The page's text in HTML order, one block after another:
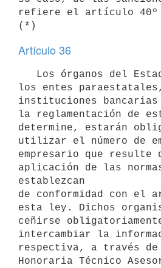
refiere el artículo 40º
Artículo 36
los entes paraestatales,
instituciones bancarias
la reglamentación de
determine, estarán
utilizar el número de
empresario que resulte
aplicación de las
establezcan
de conformidad con el
esta ley. Dichos
ceñirse
intercambiar la
respectiva, a través de
Honoraria Técnico